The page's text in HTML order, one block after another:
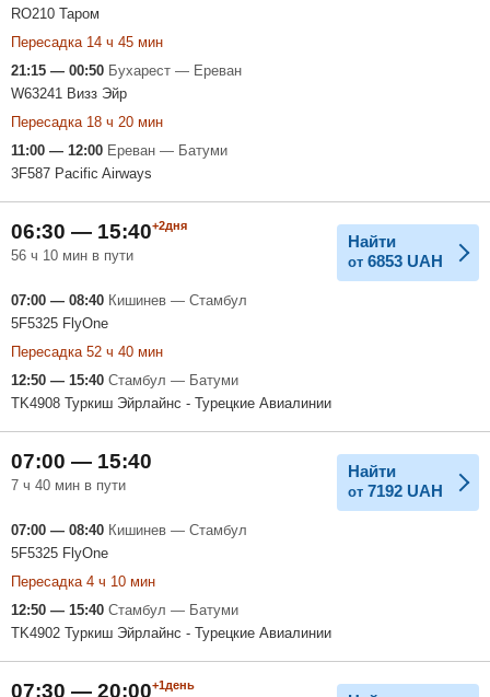
RO210 Таром
Пересадка 14 ч 45 мин
21:15 — 00:50 Бухарест — Ереван
W63241 Визз Эйр
Пересадка 18 ч 20 мин
11:00 — 12:00 Ереван — Батуми
3F587 Pacific Airways
06:30 — 15:40+2дня
56 ч 10 мин в пути
Найти
от 6853 UAH
07:00 — 08:40 Кишинев — Стамбул
5F5325 FlyOne
Пересадка 52 ч 40 мин
12:50 — 15:40 Стамбул — Батуми
TK4908 Туркиш Эйрлайнс - Турецкие Авиалинии
07:00 — 15:40
7 ч 40 мин в пути
Найти
от 7192 UAH
07:00 — 08:40 Кишинев — Стамбул
5F5325 FlyOne
Пересадка 4 ч 10 мин
12:50 — 15:40 Стамбул — Батуми
TK4902 Туркиш Эйрлайнс - Турецкие Авиалинии
07:30 — 20:00+1день